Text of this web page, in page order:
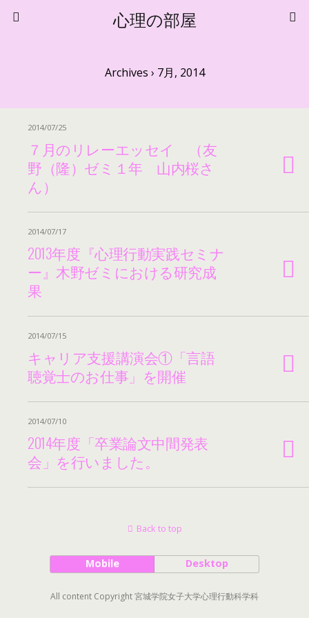
心理の部屋
Archives › 7月, 2014
2014/07/25
７月のリレーエッセイ （友
野（隆）ゼミ１年 山内桜さ
ん）
2014/07/17
2013年度『心理行動実践セミナ
ー』木野ゼミにおける研究成
果
2014/07/15
キャリア支援講演会①「言語
聴覚士のお仕事」を開催
2014/07/10
2014年度「卒業論文中間発表
会」を行いました。
Back to top
Mobile Desktop
All content Copyright 宮城学院女子大学心理行動科学科